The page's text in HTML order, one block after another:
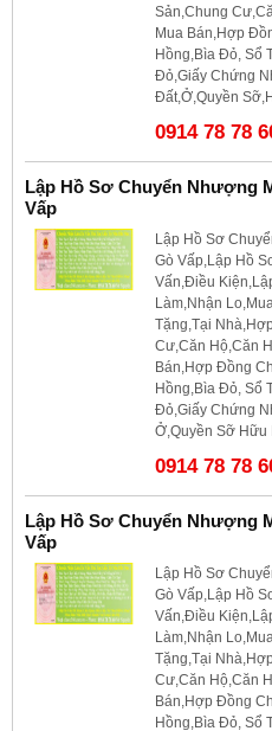
Sản,Chung
Mua Bán,Hợp
Hồng,Bìa Đỏ, Sổ
Đỏ,Giấy Chứng
Đất,Ở,Quyền
0914 78 78
Lập Hồ Sơ Chuyển Nhượng
Vấp
Lập Hồ Sơ
Gò Vấp,Lập Hồ
Vấn,Điều
Làm,Nhận
Tặng,Tại
Cư,Căn Hộ,Căn
Bán,Hợp Đồng
Hồng,Bìa Đỏ, Sổ
Đỏ,Giấy Chứng
Ở,Quyền Sỡ Hữu
0914 78 78
Lập Hồ Sơ Chuyển Nhượng
Vấp
Lập Hồ Sơ
Gò Vấp,Lập Hồ
Vấn,Điều
Làm,Nhận
Tặng,Tại
Cư,Căn Hộ,Căn
Bán,Hợp Đồng
Hồng,Bìa Đỏ, Sổ